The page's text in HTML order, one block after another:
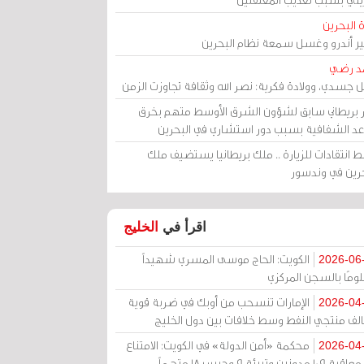
البحرين
أندرو وغسل سمعة نظام البحرين
رضي
جسدي، وولادة فكرية: نصر الله وثقافة تجاوزت الزمن
بريطاني سابق لشؤون الشرق الأوسط متهم بخرق
الشفافية بسبب دور استشاري في البحرين
انتقادات للزيارة .. ملك بريطانيا يستضيف ملك
في وندسور
اقرأ في الخليج
2026-
الكويت: الحاج موسى المسري شهيداً
بالسجن المركزي
2026-
الإمارات تنسحب من أوبك في ضربة قوية
منتجي النفط وسط خلافات بين دول الخليج
2026-
محكمة «أمن الدولة» في الكويت: الامتناع